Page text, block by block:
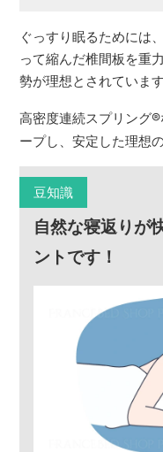
ぐっすり眠るためには
って縮んだ椎間板を重
勢が理想とされています
高密度連続スプリング®
ープし、安定した理想
豆知識
自然な寝返りが
ントです！